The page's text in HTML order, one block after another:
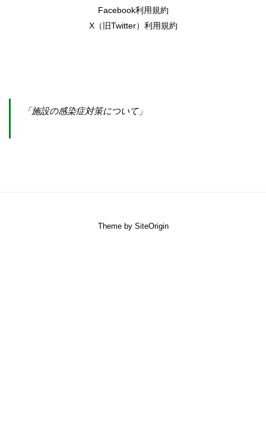
Facebook利用規約
X（旧Twitter）利用規約
「施設の感染症対策について」
Theme by SiteOrigin